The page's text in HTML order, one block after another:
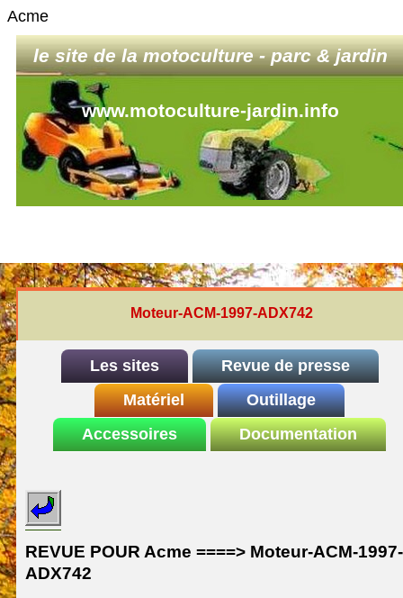
Acme
le site de la motoculture - parc & jardin
www.motoculture-jardin.info
Moteur-ACM-1997-ADX742
Les sites
INDEX
Le site de la
motoculture
Information sur
Revue de presse
REDEXIM-et-Eliet
ELIET
Motobineuse ou
Matériel
autoportee
SARP
Robomow
Outillage
Affuteuse
Accessoires
Documentation
REVUE POUR Acme ====> Moteur-ACM-1997-
ADX742